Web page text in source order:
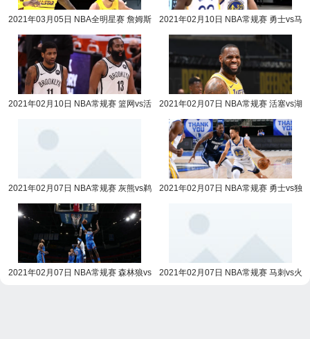
2021年03月05日 NBA全明星赛 詹姆斯
2021年02月10日 NBA常规赛 勇士vs马
2021年02月10日 NBA常规赛 篮网vs活
2021年02月07日 NBA常规赛 活塞vs湖
2021年02月07日 NBA常规赛 灰熊vs鹈
2021年02月07日 NBA常规赛 勇士vs独
2021年02月07日 NBA常规赛 森林狼vs
2021年02月07日 NBA常规赛 马刺vs火